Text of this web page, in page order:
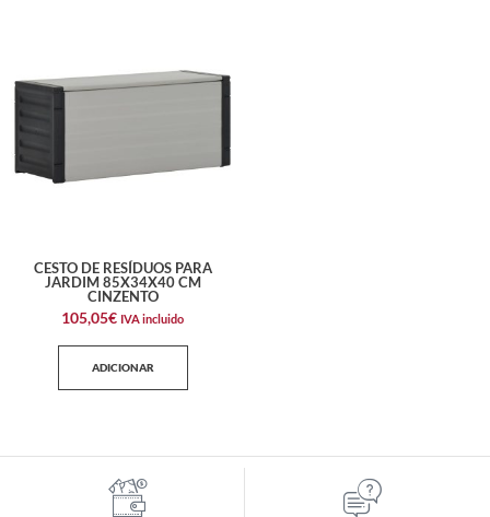
CESTO DE RESÍDUOS PARA
JARDIM 85X34X40 CM
CINZENTO
105,05€ IVA incluido
ADICIONAR